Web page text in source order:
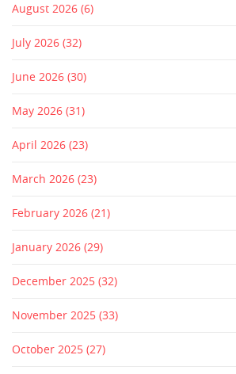
August 2026 (6)
July 2026 (32)
June 2026 (30)
May 2026 (31)
April 2026 (23)
March 2026 (23)
February 2026 (21)
January 2026 (29)
December 2025 (32)
November 2025 (33)
October 2025 (27)